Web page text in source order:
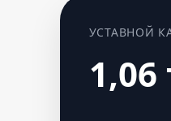
УСТАВНОЙ
1,06